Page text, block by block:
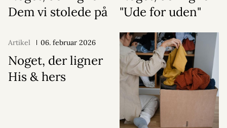
Dem vi stolede på
"Ude for uden"
Artikel 06. februar 2026
Noget, der ligner
His & hers